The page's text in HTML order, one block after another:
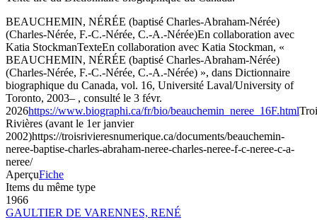
BEAUCHEMIN, NÉRÉE (baptisé Charles-Abraham-Nérée)
(Charles-Nérée, F.-C.-Nérée, C.-A.-Nérée)En collaboration avec
Katia StockmanTexteEn collaboration avec Katia Stockman, «
BEAUCHEMIN, NÉRÉE (baptisé Charles-Abraham-Nérée)
(Charles-Nérée, F.-C.-Nérée, C.-A.-Nérée) », dans Dictionnaire
biographique du Canada, vol. 16, Université Laval/University of
Toronto, 2003– , consulté le 3 févr.
2026https://www.biographi.ca/fr/bio/beauchemin_neree_16F.html
Rivières (avant le 1er janvier
2002)https://troisrivieresnumerique.ca/documents/beauchemin-
neree-baptise-charles-abraham-neree-charles-neree-f-c-neree-c-a-
neree/
AperçuFiche
Items du même type
1966
GAULTIER DE VARENNES, RENÉ